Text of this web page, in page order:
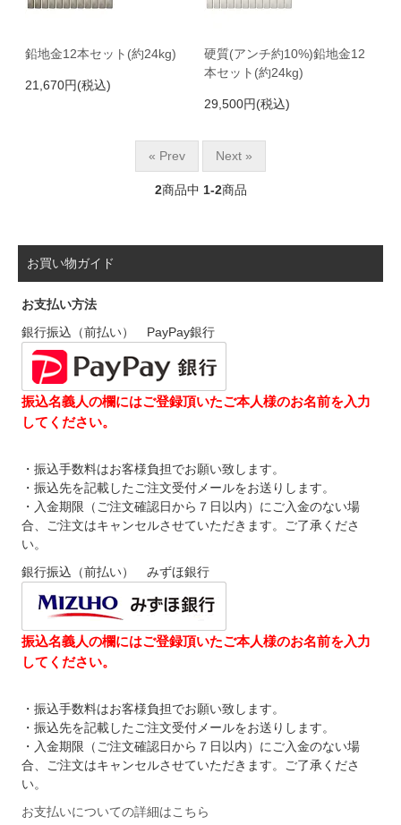
鉛地金12本セット(約24kg)
21,670円(税込)
硬質(アンチ約10%)鉛地金12
本セット(約24kg)
29,500円(税込)
« Prev Next »
2商品中 1-2商品
お買い物ガイド
お支払い方法
銀行振込（前払い） PayPay銀行
振込名義人の欄にはご登録頂いたご本人様のお名前を入力
してください。
・振込手数料はお客様負担でお願い致します。
・振込先を記載したご注文受付メールをお送りします。
・入金期限（ご注文確認日から７日以内）にご入金のない場
合、ご注文はキャンセルさせていただきます。ご了承くださ
い。
銀行振込（前払い） みずほ銀行
振込名義人の欄にはご登録頂いたご本人様のお名前を入力
してください。
・振込手数料はお客様負担でお願い致します。
・振込先を記載したご注文受付メールをお送りします。
・入金期限（ご注文確認日から７日以内）にご入金のない場
合、ご注文はキャンセルさせていただきます。ご了承くださ
い。
お支払いについての詳細はこちら